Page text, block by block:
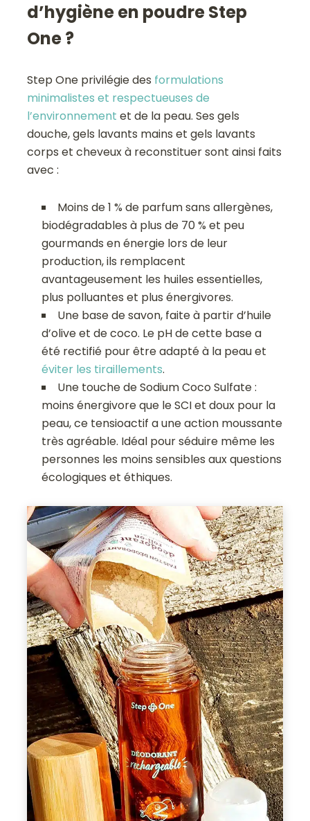
d’hygiène en poudre Step
One ?
Step One privilégie des formulations
minimalistes et respectueuses de
l’environnement et de la peau. Ses gels
douche, gels lavants mains et gels lavants
corps et cheveux à reconstituer sont ainsi faits
avec :
Moins de 1 % de parfum sans allergènes,
biodégradables à plus de 70 % et peu
gourmands en énergie lors de leur
production, ils remplacent
avantageusement les huiles essentielles,
plus polluantes et plus énergivores.
Une base de savon, faite à partir d’huile
d’olive et de coco. Le pH de cette base a
été rectifié pour être adapté à la peau et
éviter les tiraillements.
Une touche de Sodium Coco Sulfate :
moins énergivore que le SCI et doux pour la
peau, ce tensioactif a une action moussante
très agréable. Idéal pour séduire même les
personnes les moins sensibles aux questions
écologiques et éthiques.